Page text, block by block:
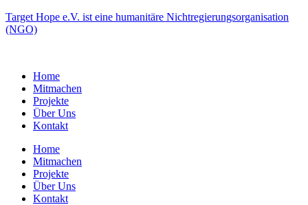
Target Hope e.V. ist eine humanitäre Nichtregierungsorganisation
(NGO)
Home
Mitmachen
Projekte
Über Uns
Kontakt
Home
Mitmachen
Projekte
Über Uns
Kontakt